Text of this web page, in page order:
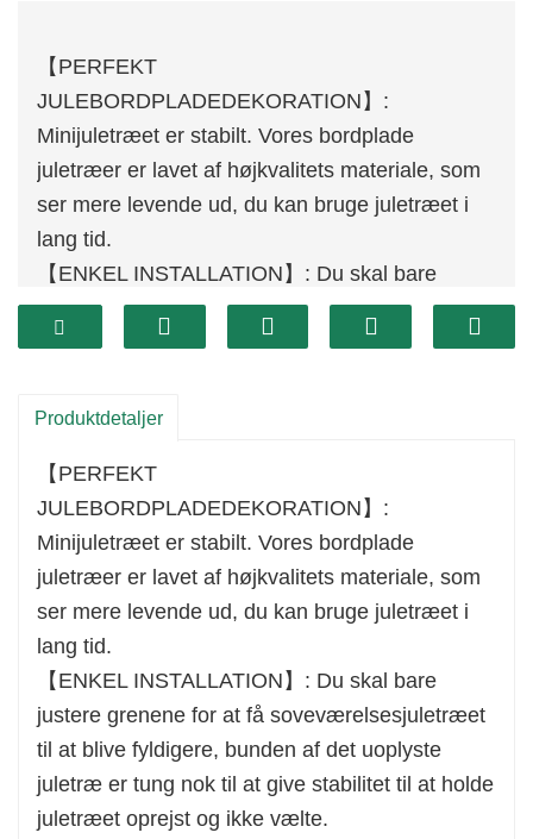
【PERFEKT
JULEBORDPLADEDEKORATION】:
Minijuletræet er stabilt. Vores bordplade
juletræer er lavet af højkvalitets materiale, som
ser mere levende ud, du kan bruge juletræet i
lang tid.
【ENKEL INSTALLATION】: Du skal bare
justere grenene for at få soveværelsesjuletræet
til at blive fyldigere, bunden af ​​det uoplyste
juletræet oprejst og ikke vælte.
det lille bordpladejuletræ er tætte og talrige.
individuelt fremstillede grenspidser. Læg det
nemt hvor som helst. Perfekt som midtpunkt,
velegnet til at dekorere juletræet på bordet i
hjemmet, kontoret, klubben, baren, kaffebaren,
butikken, restauranten og fester i julen.
【ATTRAKTIVE JULEGAVER】: Det lille
julejuletræ er fine og unikke julegavegaver.
Juleboligindretning kan skabe smukke
ferieminder til familien. Mini juletræ er også
velegnet som julegave til dine venner eller
Produktdetaljer
【PERFEKT
JULEBORDPLADEDEKORATION】:
Minijuletræet er stabilt. Vores bordplade
juletræer er lavet af højkvalitets materiale, som
ser mere levende ud, du kan bruge juletræet i
lang tid.
【ENKEL INSTALLATION】: Du skal bare
justere grenene for at få soveværelsesjuletræet
til at blive fyldigere, bunden af ​​det uoplyste
juletræ er tung nok til at give stabilitet til at holde
juletræet oprejst og ikke vælte.